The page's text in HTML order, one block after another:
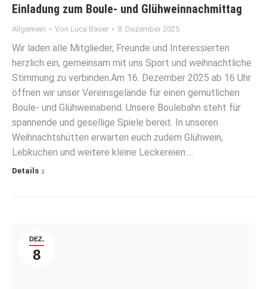
Einladung zum Boule- und Glühweinnachmittag
Allgemein Von Luca Bauer 8. Dezember 2025
Wir laden alle Mitglieder, Freunde und Interessierten
herzlich ein, gemeinsam mit uns Sport und weihnachtliche
Stimmung zu verbinden.Am 16. Dezember 2025 ab 16 Uhr
öffnen wir unser Vereinsgelände für einen gemütlichen
Boule- und Glühweinabend. Unsere Boulebahn steht für
spannende und gesellige Spiele bereit. In unseren
Weihnachtshütten erwarten euch zudem Glühwein,
Lebkuchen und weitere kleine Leckereien.…
Details
DEZ.
8